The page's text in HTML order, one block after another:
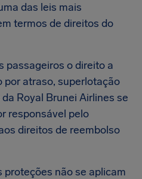
das leis mais
termos de direitos do
passageiros o direito a
por atraso, superlotação
Royal Brunei Airlines se
responsável pelo
direitos de reembolso
não se aplicam